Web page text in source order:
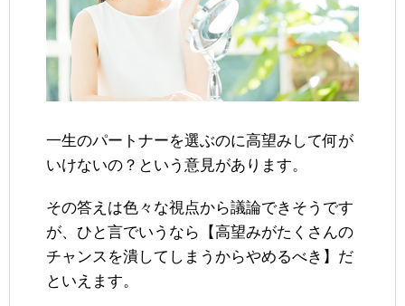
一生のパートナーを選ぶのに高望みして何が
いけないの？という意見があります。
その答えは色々な視点から議論できそうです
が、ひと言でいうなら【高望みがたくさんの
チャンスを潰してしまうからやめるべき】だ
といえます。